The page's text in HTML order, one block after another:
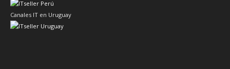
Canales IT en Uruguay